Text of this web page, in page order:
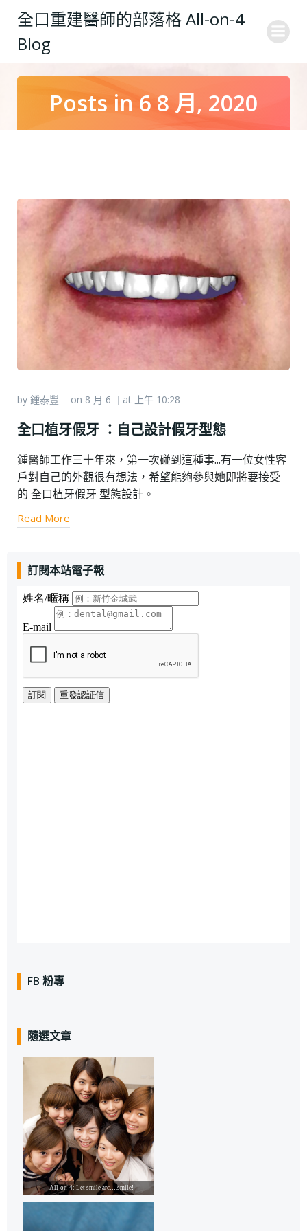
Skip
to
全口重建醫師的部落格 All-on-4
Blog
Posts in 6 8 月, 2020
by 鍾泰豐 | on 8 月 6 | at 上午 10:28
全口植牙假牙 ：自己設計假牙型態
鍾醫師工作三十年來，第一次碰到這種事...有一位女性客
戶對自己的外觀很有想法，希望能夠參與她即將要接受
的 全口植牙假牙 型態設計。
Read More
訂閱本站電子報
FB 粉專
隨選文章